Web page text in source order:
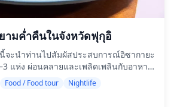
ามค่ำคืนในจังหวัดฟุกุอิ
จะนำท่านไปสัมผัสประสบการณ์อิซากายะ
แห่ง ผ่อนคลายและเพลิดเพลินกับอาหาร
มิภาคอย่างสบาย ๆ เพียงนำเงินสดติดตัว
หน้าที่ของเรา มาร่วมแบ่งปัน
Food / Food tour
Nightlife